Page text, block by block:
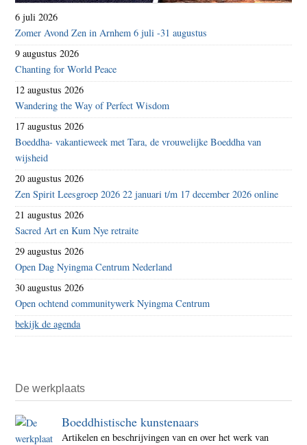
6 juli 2026
Zomer Avond Zen in Arnhem 6 juli -31 augustus
9 augustus 2026
Chanting for World Peace
12 augustus 2026
Wandering the Way of Perfect Wisdom
17 augustus 2026
Boeddha- vakantieweek met Tara, de vrouwelijke Boeddha van
wijsheid
20 augustus 2026
Zen Spirit Leesgroep 2026 22 januari t/m 17 december 2026 online
21 augustus 2026
Sacred Art en Kum Nye retraite
29 augustus 2026
Open Dag Nyingma Centrum Nederland
30 augustus 2026
Open ochtend communitywerk Nyingma Centrum
bekijk de agenda
De werkplaats
Boeddhistische kunstenaars
Artikelen en beschrijvingen van en over het werk van